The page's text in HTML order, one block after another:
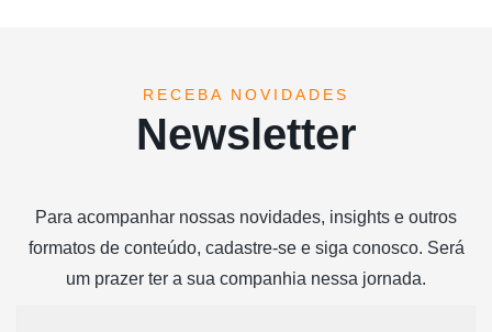
RECEBA NOVIDADES
Newsletter
Para acompanhar nossas novidades, insights e outros
formatos de conteúdo, cadastre-se e siga conosco. Será
um prazer ter a sua companhia nessa jornada.